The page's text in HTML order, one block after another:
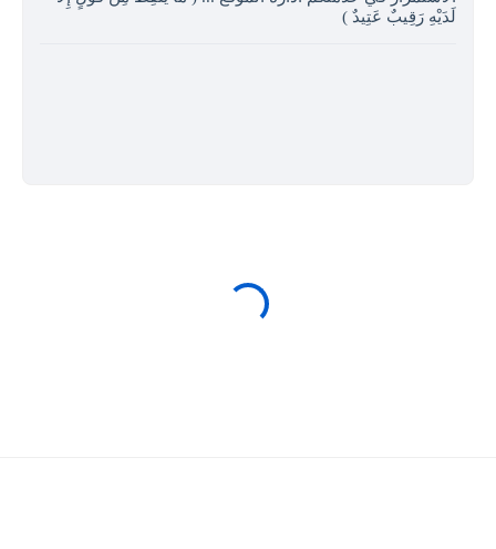
لَدَيْهِ رَقِيبٌ عَتِيدٌ )